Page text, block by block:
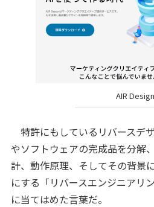
AIR Design
特許にもしているリバースデ
やソフトウェアの完成品を分解
計、動作原理、そしてその背景
にする「リバースエンジニアリ
に当てはめた言葉だ。